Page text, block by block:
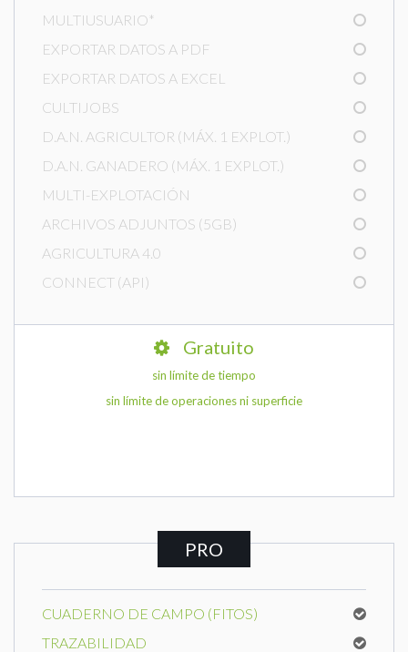
MULTIUSUARIO*
EXPORTAR DATOS A PDF
EXPORTAR DATOS A EXCEL
CULTIJOBS
D.A.N. AGRICULTOR (MÁX. 1 EXPLOT.)
D.A.N. GANADERO (MÁX. 1 EXPLOT.)
MULTI-EXPLOTACIÓN
ARCHIVOS ADJUNTOS (5GB)
AGRICULTURA 4.0
CONNECT (API)
Gratuito
sin límite de tiempo
sin límite de operaciones ni superficie
PRO
CUADERNO DE CAMPO (FITOS)
TRAZABILIDAD